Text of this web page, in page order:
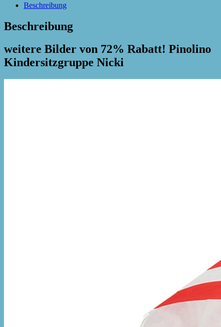
Beschreibung
Beschreibung
weitere Bilder von 72% Rabatt! Pinolino
Kindersitzgruppe Nicki